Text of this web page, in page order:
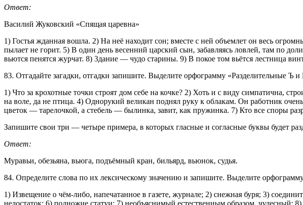
Ответ:
Василий Жуковский «Спящая царевна»
1) Гостья жданная вошла. 2) На неё находит сон; вместе с ней объемлет он весь
пылает не горит. 5) В один день весенний царский сын, забавляясь ловлей, там по
вьются пенятся журчат. 8) 3дание — чудо старины. 9) В покое том вьётся лестница
83. Отгадайте загадки, отгадки запишите. Выделите орфограмму «Разделительные Ъ
1) Что за крохотные точки строят дом себе на кочке? 2) Хоть и с виду симпатична,
на воле, да не птица. 4) Однорукий великан поднял руку к облакам. Он работник
цветок — тарелочкой, а стебель — былинка, завит, как пружинка. 7) Кто все споры
Запишите свои три — четыре примера, в которых гласные и согласные буквы будет
Ответ:
Муравьи, обезьяна, вьюга, подъёмный кран, бильярд, вьюнок, судья.
84. Определите слова по их лексическому значению и запишите. Выделите
1) Извещение о чём-либо, напечатанное в газете, журнале; 2) снежная буря; 3)
недостаток; 6) подножие статуи; 7) необъяснимый естественным образом, чудесный;